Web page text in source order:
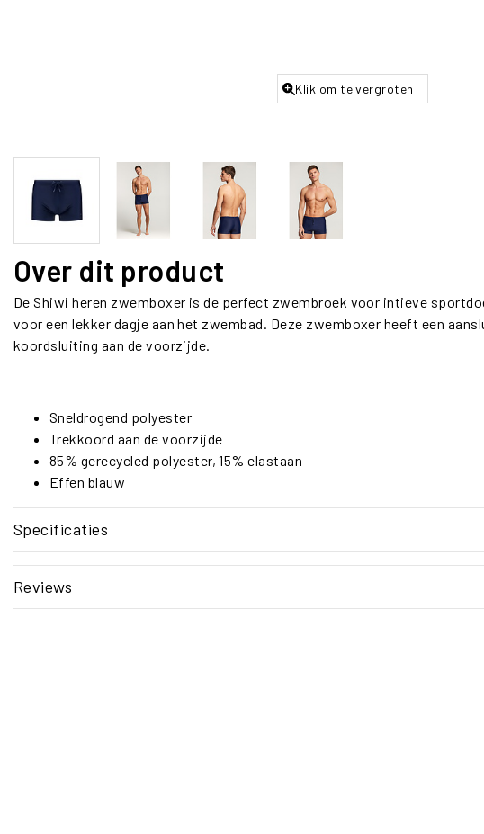
Klik om te vergroten
Over dit product
De Shiwi heren zwemboxer is de perfect zwembroek voor intieve
voor een lekker dagje aan het zwembad. Deze zwemboxer heeft een
koordsluiting aan de voorzijde.
Sneldrogend polyester
Trekkoord aan de voorzijde
85% gerecycled polyester, 15% elastaan
Effen blauw
Specificaties
Reviews